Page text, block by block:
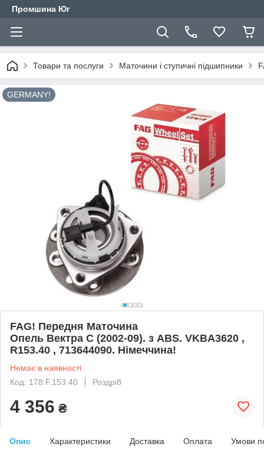
Промшина Юг
Товари та послуги Маточини і ступичні підшипники
GERMANY!
FAG! Передня Маточина
Опель Вектра C (2002-09). з ABS. VKBA3620 ,
R153.40 , 713644090. Німеччина!
Немає в наявності
Код: 178.F.153.40
Роздріб
4 356 ₴
Опис Характеристики Доставка Оплата Умови